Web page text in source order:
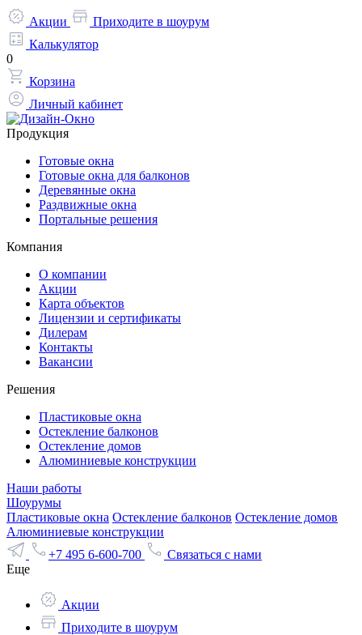
Акции
Приходите в шоурум
Калькулятор
0
Корзина
Личный кабинет
Продукция
Готовые окна
Готовые окна для балконов
Деревянные окна
Раздвижные окна
Портальные решения
Компания
О компании
Акции
Карта объектов
Лицензии и сертификаты
Дилерам
Контакты
Вакансии
Решения
Пластиковые окна
Остекление балконов
Остекление домов
Алюминиевые конструкции
Наши работы
Шоурумы
Пластиковые окна Остекление балконов Остекление домов
Алюминиевые конструкции
+7 495 6-600-700
Связаться с нами
Еще
Акции
Приходите в шоурум